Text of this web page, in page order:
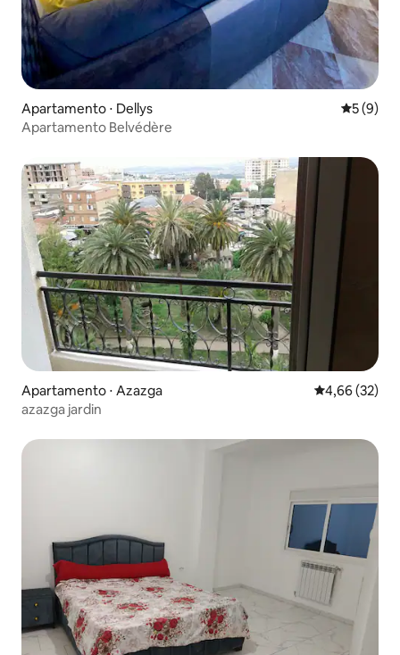
Apartamento ⋅ Dellys 5 de
5 (9)
Apartamento Belvédère
Apartamento ⋅ Azazga 4,66 de uma
4,66 (32)
azazga jardin